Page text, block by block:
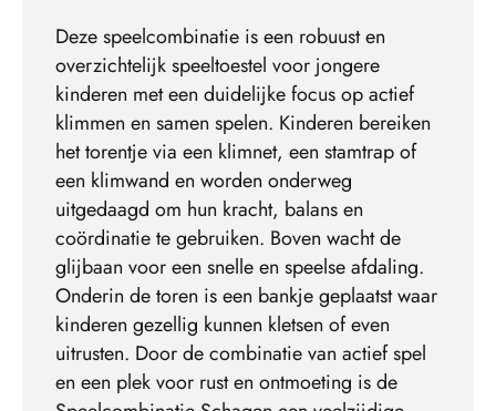
Deze speelcombinatie is een robuust en
overzichtelijk speeltoestel voor jongere
kinderen met een duidelijke focus op actief
klimmen en samen spelen. Kinderen bereiken
het torentje via een klimnet, een stamtrap of
een klimwand en worden onderweg
uitgedaagd om hun kracht, balans en
coördinatie te gebruiken. Boven wacht de
glijbaan voor een snelle en speelse afdaling.
Onderin de toren is een bankje geplaatst waar
kinderen gezellig kunnen kletsen of even
uitrusten. Door de combinatie van actief spel
en een plek voor rust en ontmoeting is de